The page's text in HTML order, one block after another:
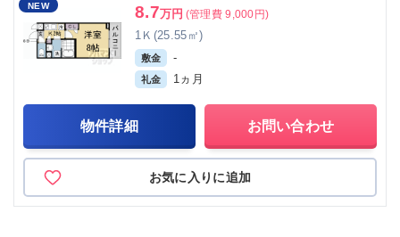
NEW 8.7万円 (管理費 9,000円)
1Ｋ(25.55㎡)
敷金 -
礼金 1ヵ月
物件詳細 お問い合わせ
お気に入りに追加